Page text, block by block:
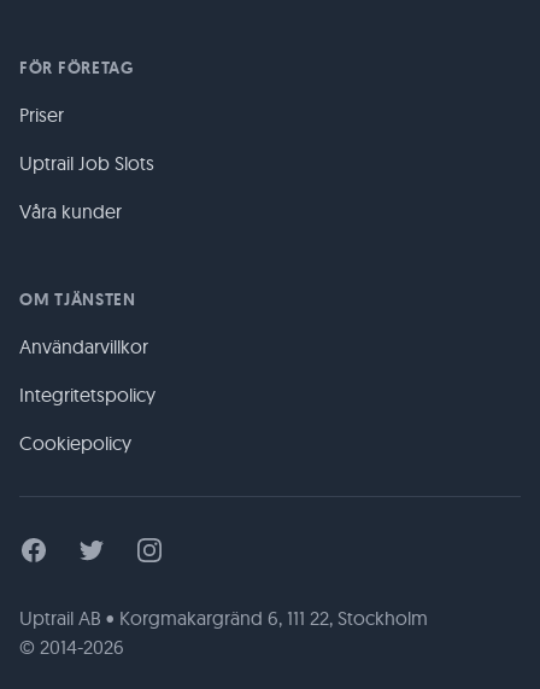
FÖR FÖRETAG
Priser
Uptrail Job Slots
Våra kunder
OM TJÄNSTEN
Användarvillkor
Integritetspolicy
Cookiepolicy
FacebookTwitter Instagram
Uptrail AB • Korgmakargränd 6, 111 22, Stockholm
© 2014-2026